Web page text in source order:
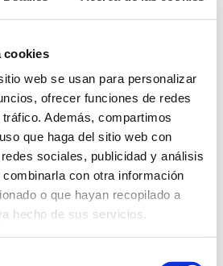
cookies
web se usan para personalizar
ofrecer funciones de redes
Además, compartimos
que haga del sitio web con
sociales, publicidad y análisis
con otra información
o que hayan recopilado a
hecho de sus servicios.
Inhalte